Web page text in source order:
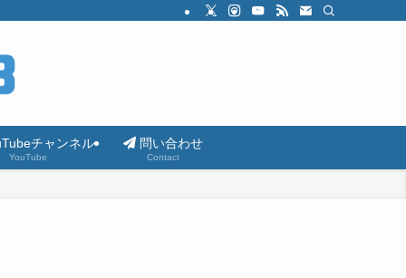
チャンネル
YouTube
問い合わせ
Contact